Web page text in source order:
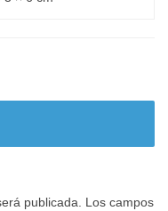
publicada.
Los campos